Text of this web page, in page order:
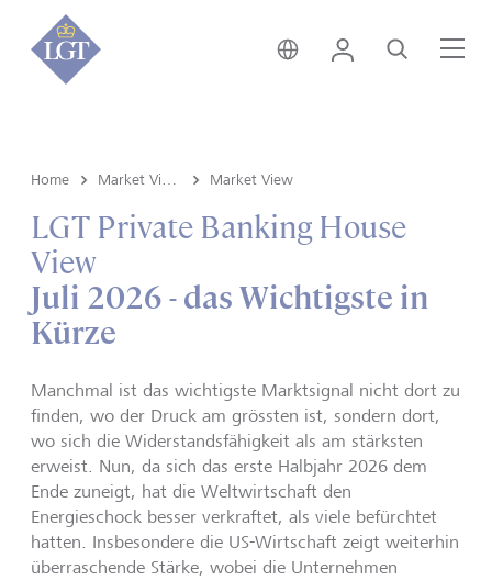
Deutschland • Deutsch
Login Suche
Home Market View
LGT Private Banking House
View
Juli 2026 - das Wichtigste in
Kürze
Manchmal ist das wichtigste Marktsignal nicht dort zu
finden, wo der Druck am grössten ist, sondern dort,
wo sich die Widerstandsfähigkeit als am stärksten
erweist. Nun, da sich das erste Halbjahr 2026 dem
Ende zuneigt, hat die Weltwirtschaft den
Energieschock besser verkraftet, als viele befürchtet
hatten. Insbesondere die US-Wirt­schaft zeigt weiterhin
überraschende Stärke, wobei die Unternehmen